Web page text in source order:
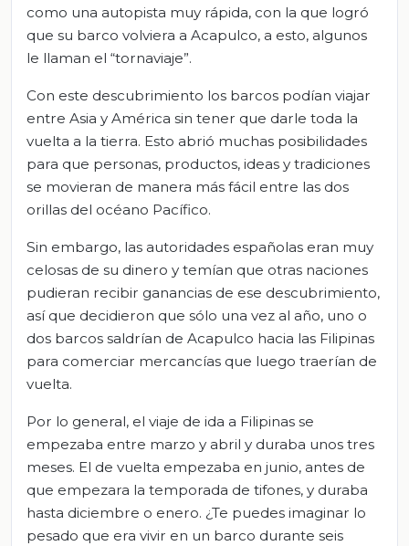
como una autopista muy rápida, con la que logró
que su barco volviera a Acapulco, a esto, algunos
le llaman el “tornaviaje”.
Con este descubrimiento los barcos podían viajar
entre Asia y América sin tener que darle toda la
vuelta a la tierra. Esto abrió muchas posibilidades
para que personas, productos, ideas y tradiciones
se movieran de manera más fácil entre las dos
orillas del océano Pacífico.
Sin embargo, las autoridades españolas eran muy
celosas de su dinero y temían que otras naciones
pudieran recibir ganancias de ese descubrimiento,
así que decidieron que sólo una vez al año, uno o
dos barcos saldrían de Acapulco hacia las Filipinas
para comerciar mercancías que luego traerían de
vuelta.
Por lo general, el viaje de ida a Filipinas se
empezaba entre marzo y abril y duraba unos tres
meses. El de vuelta empezaba en junio, antes de
que empezara la temporada de tifones, y duraba
hasta diciembre o enero. ¿Te puedes imaginar lo
pesado que era vivir en un barco durante seis